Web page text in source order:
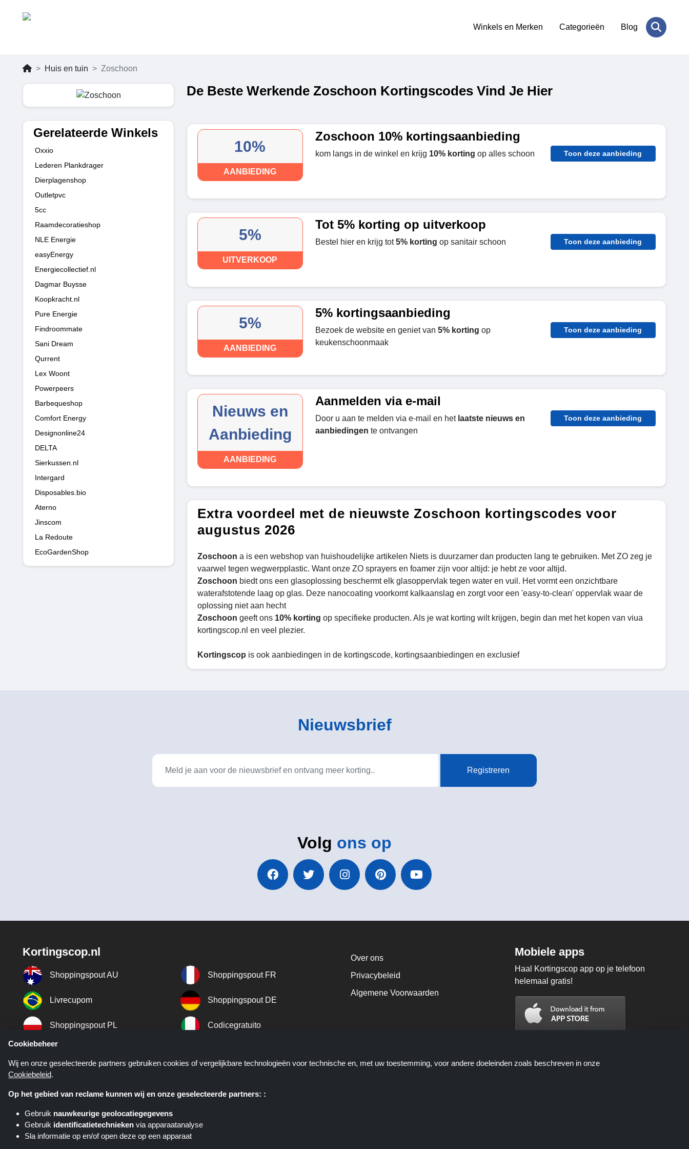
Winkels en Merken Categorieën Blog
Huis en tuin Zoschoon
Gerelateerde Winkels
Oxxio
Lederen Plankdrager
Dierplagenshop
Outletpvc
5cc
Raamdecoratieshop
NLE Energie
easyEnergy
Energiecollectief.nl
Dagmar Buysse
Koopkracht.nl
Pure Energie
Findroommate
Sani Dream
Qurrent
Lex Woont
Powerpeers
Barbequeshop
Comfort Energy
Designonline24
DELTA
Sierkussen.nl
Intergard
Disposables.bio
Aterno
Jinscom
La Redoute
EcoGardenShop
De Beste Werkende Zoschoon Kortingscodes Vind Je Hier
10%
AANBIEDING
Zoschoon 10% kortingsaanbieding
kom langs in de winkel en krijg 10% korting op alles schoon Toon deze aanbieding
5%
UITVERKOOP
Tot 5% korting op uitverkoop
Bestel hier en krijg tot5% korting op sanitair schoon Toon deze aanbieding
5%
AANBIEDING
5% kortingsaanbieding
Bezoek de website en geniet van 5% korting op
keukenschoonmaak
Toon deze aanbieding
Nieuws en
Aanbieding
AANBIEDING
Aanmelden via e-mail
Door u aan te melden via e-mail en het laatste nieuws en
aanbiedingen te ontvangen
Toon deze aanbieding
Extra voordeel met de nieuwste Zoschoon kortingscodes voor
augustus 2026
Zoschoon a is een webshop van huishoudelijke artikelen Niets is duurzamer dan producten lang te gebruiken. Met ZO zeg je
vaarwel tegen wegwerpplastic. Want onze ZO sprayers en foamer zijn voor altijd: je hebt ze voor altijd.
Zoschoon biedt ons een glasoplossing beschermt elk glasoppervlak tegen water en vuil. Het vormt een onzichtbare
waterafstotende laag op glas. Deze nanocoating voorkomt kalkaanslag en zorgt voor een 'easy-to-clean' oppervlak waar de
oplossing niet aan hecht
Zoschoon geeft ons 10% korting op specifieke producten. Als je wat korting wilt krijgen, begin dan met het kopen van viua
kortingscop.nl en veel plezier.
Kortingscop is ook aanbiedingen in de kortingscode, kortingsaanbiedingen en exclusief
Nieuwsbrief
Registreren
Volg ons op
Kortingscop.nl
Shoppingspout AU Shoppingspout FR
Livrecupom Shoppingspout DE
Shoppingspout PL Codicegratuito
Shoppingspout SE
Over ons
Privacybeleid
Algemene Voorwaarden
Mobiele apps
Haal Kortingscop app op je telefoon
helemaal gratis!
Kortingscop.nl is een website die u deals, kortingen en kortingscodes biedt; deze deals of aanbiedingen worden beschikbaar gesteld door
Cookiebeheer
Wij en onze geselecteerde partners gebruiken cookies of vergelijkbare technologieën voor technische en, met uw toestemming, voor andere doeleinden zoals beschreven in onze
Cookiebeleid.
Op het gebied van reclame kunnen wij en onze geselecteerde partners: :
Gebruik nauwkeurige geolocatiegegevens
Gebruik identificatietechnieken via apparaatanalyse
Sla informatie op en/of open deze op een apparaat